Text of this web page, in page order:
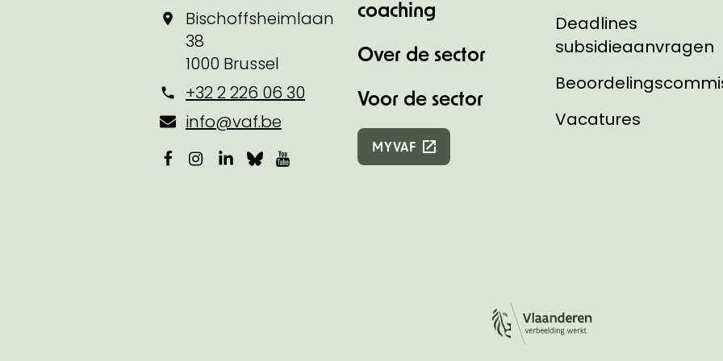
Bischoffsheimlaan
38
1000 Brussel
+32 2 226 06 30
info@vaf.be
Facebook
Instagram
LinkedIn
BlueskyYouTube
coaching
Over de sector
Voor de sector
MYVAF
Deadlines
subsidieaanvragen
Vacatures